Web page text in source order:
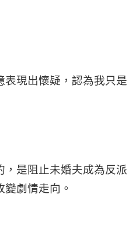
現出懷疑，認為我只是
，是阻止未婚夫成為反派
劇情走向。